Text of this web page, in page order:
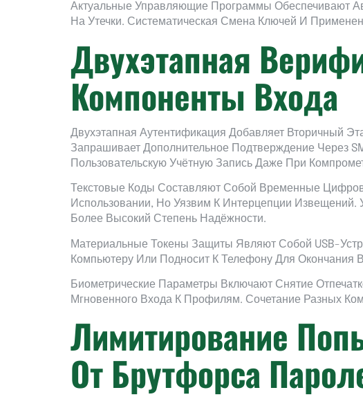
Актуальные Управляющие Программы Обеспечивают
На Утечки. Систематическая Смена Ключей И
Двухэтапная
Компоненты Входа
Двухэтапная Аутентификация Добавляет Вторичный
Запрашивает Дополнительное Подтверждение Через
Пользовательскую Учётную Запись Даже При
Текстовые Коды Составляют Собой Временные
Использовании, Но Уязвим К Интерцепции
Более Высокий Степень Надёжности.
Материальные Токены Защиты Являют Собой USB-
Компьютеру Или Подносит К Телефону Для
Биометрические Параметры Включают Снятие
Мгновенного Входа К Профилям. Сочетание Разных
Лимитирование
От Брутфорса